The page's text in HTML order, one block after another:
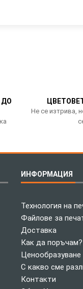
ДО
Не се изтрива,
ИНФОРМАЦИЯ
Технология на
Файлове за
Доставка
Как да поръчам?
Ценообразуване
С какво сме
Контакти